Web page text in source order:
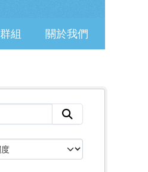
群組 關於我們